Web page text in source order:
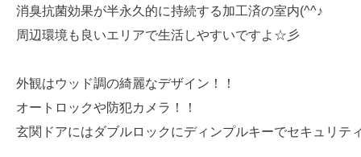
消臭抗菌効果が半永久的に持続する加工済の室内(^^♪
周辺環境も良いエリアで生活しやすいですよ☆彡
外観はウッド調の綺麗なデザイン！！
オートロックや防犯カメラ！！
玄関ドアにはダブルロックにディンプルキーでセキュリテ